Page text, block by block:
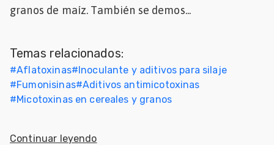
granos de maíz. También se demos...
Temas relacionados:
#Aflatoxinas#Inoculante y aditivos para silaje
#Fumonisinas#Aditivos antimicotoxinas
#Micotoxinas en cereales y granos
Continuar leyendo